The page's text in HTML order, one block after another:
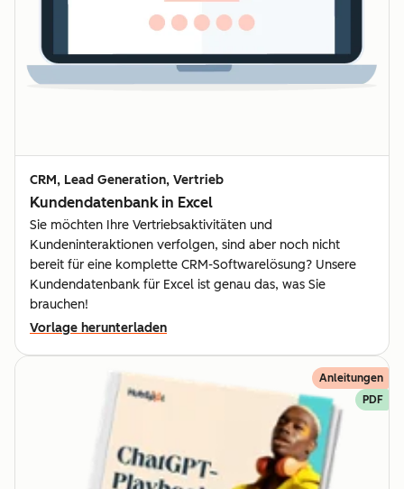
CRM, Lead Generation, Vertrieb
Kundendatenbank in Excel
Sie möchten Ihre Vertriebsaktivitäten und
Kundeninteraktionen verfolgen, sind aber noch nicht
bereit für eine komplette CRM-Softwarelösung? Unsere
Kundendatenbank für Excel ist genau das, was Sie
brauchen!
Vorlage herunterladen
Anleitungen
PDF